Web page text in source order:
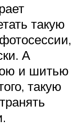
такую
А
и шитью
такую